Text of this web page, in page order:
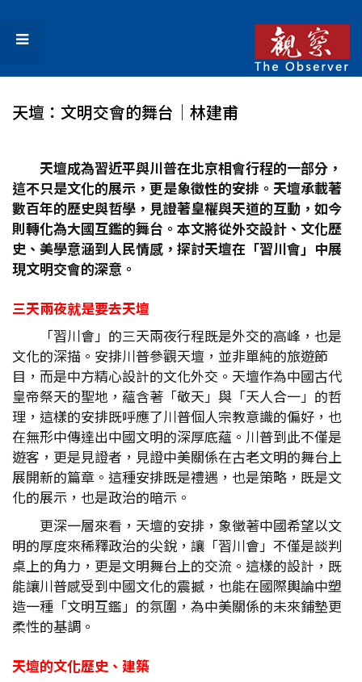
天壇：文明交會的舞台│林建甫
天壇成為習近平與川普在北京相會行程的一部分，
這不只是文化的展示，更是象徵性的安排。天壇承載著
數百年的歷史與哲學，見證著皇權與天道的互動，如今
則轉化為大國互鑑的舞台。本文將從外交設計、文化歷
史、美學意涵到人民情感，探討天壇在「習川會」中展
現文明交會的深意。
三天兩夜就是要去天壇
「習川會」的三天兩夜行程既是外交的高峰，也是
文化的深描。安排川普參觀天壇，並非單純的旅遊節
目，而是中方精心設計的文化外交。天壇作為中國古代
皇帝祭天的聖地，蘊含著「敬天」與「天人合一」的哲
理，這樣的安排既呼應了川普個人宗教意識的偏好，也
在無形中傳達出中國文明的深厚底蘊。川普到此不僅是
遊客，更是見證者，見證中美關係在古老文明的舞台上
展開新的篇章。這種安排既是禮遇，也是策略，既是文
化的展示，也是政治的暗示。
更深一層來看，天壇的安排，象徵著中國希望以文
明的厚度來稀釋政治的尖銳，讓「習川會」不僅是談判
桌上的角力，更是文明舞台上的交流。這樣的設計，既
能讓川普感受到中國文化的震撼，也能在國際輿論中塑
造一種「文明互鑑」的氛圍，為中美關係的未來鋪墊更
柔性的基調。
天壇的文化歷史、建築